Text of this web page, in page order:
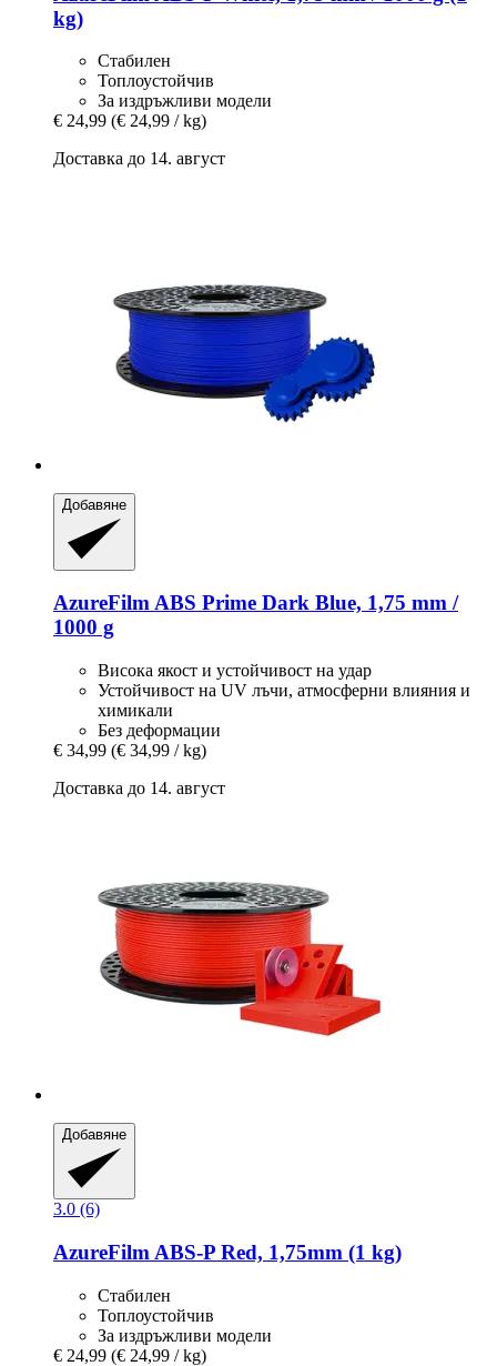
kg)
Стабилен
Топлоустойчив
За издръжливи модели
€ 24,99 (€ 24,99 / kg)
Доставка до 14. август
Добавяне
AzureFilmABS Prime Dark Blue, 1,75 mm /
1000 g
Висока якост и устойчивост на удар
Устойчивост на UV лъчи, атмосферни влияния и
химикали
Без деформации
€ 34,99 (€ 34,99 / kg)
Доставка до 14. август
Добавяне
3.0 (6)
AzureFilm ABS-​P Red, 1,75mm (1 kg)
Стабилен
Топлоустойчив
За издръжливи модели
€ 24,99 (€ 24,99 / kg)